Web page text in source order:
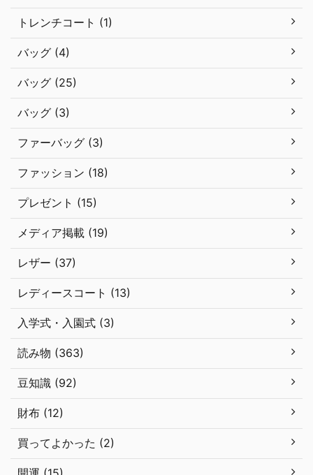
トレンチコート (1)
バッグ (4)
バッグ (25)
バッグ (3)
ファーバッグ (3)
ファッション (18)
プレゼント (15)
メディア掲載 (19)
レザー (37)
レディースコート (13)
入学式・入園式 (3)
読み物 (363)
豆知識 (92)
財布 (12)
買ってよかった (2)